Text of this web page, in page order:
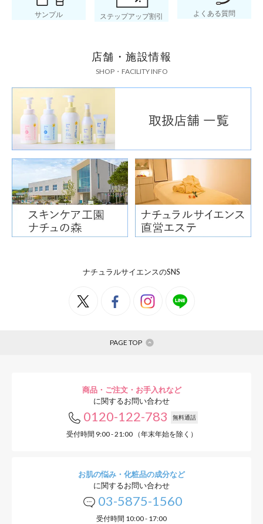
サンプル ステップアップ割引 よくある質問
店舗・施設情報
SHOP・FACILITY INFO
ナチュラルサイエンスのSNS
PAGE TOP
商品・ご注文・お手入れなど
に関するお問い合わせ
0120-122-783 無料通話
受付時間 9:00 - 21:00 （年末年始を除く）
お肌の悩み・化粧品の成分など
に関するお問い合わせ
03-5875-1560
受付時間 10:00 - 17:00